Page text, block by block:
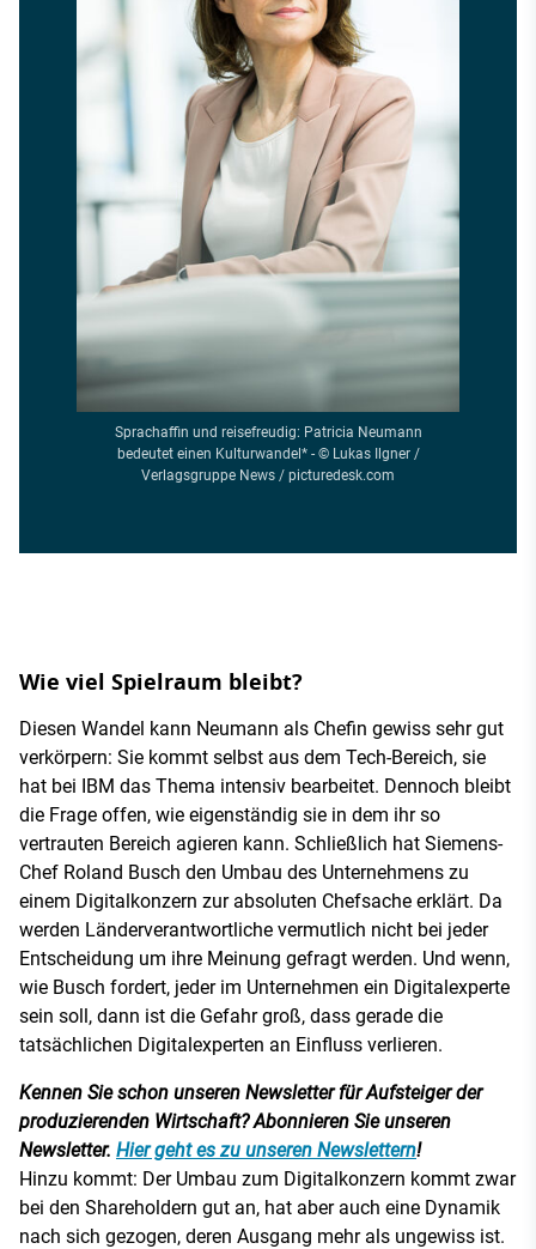
Sprachaffin und reisefreudig: Patricia Neumann
bedeutet einen Kulturwandel* - © Lukas Ilgner /
Verlagsgruppe News / picturedesk.com
Wie viel Spielraum bleibt?
Diesen Wandel kann Neumann als Chefin gewiss sehr gut
verkörpern: Sie kommt selbst aus dem Tech-Bereich, sie
hat bei IBM das Thema intensiv bearbeitet. Dennoch bleibt
die Frage offen, wie eigenständig sie in dem ihr so
vertrauten Bereich agieren kann. Schließlich hat Siemens-
Chef Roland Busch den Umbau des Unternehmens zu
einem Digitalkonzern zur absoluten Chefsache erklärt. Da
werden Länderverantwortliche vermutlich nicht bei jeder
Entscheidung um ihre Meinung gefragt werden. Und wenn,
wie Busch fordert, jeder im Unternehmen ein Digitalexperte
sein soll, dann ist die Gefahr groß, dass gerade die
tatsächlichen Digitalexperten an Einfluss verlieren.
Kennen Sie schon unseren Newsletter für Aufsteiger der
produzierenden Wirtschaft? Abonnieren Sie unseren
Newsletter. Hier geht es zu unseren Newslettern!
Hinzu kommt: Der Umbau zum Digitalkonzern kommt zwar
bei den Shareholdern gut an, hat aber auch eine Dynamik
nach sich gezogen, deren Ausgang mehr als ungewiss ist.